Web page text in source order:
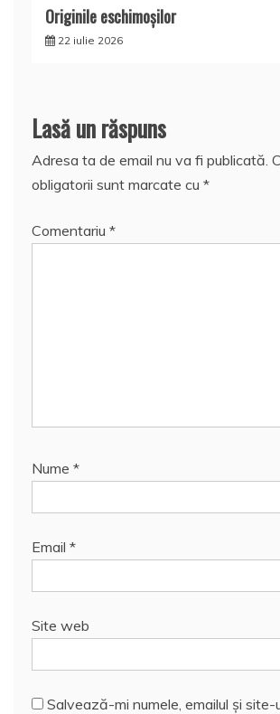
Originile eschimoşilor
22 iulie 2026
Lasă un răspuns
Adresa ta de email nu va fi publicată.
obligatorii sunt marcate cu *
Comentariu *
Nume *
Email *
Site web
Salvează-mi numele, emailul și